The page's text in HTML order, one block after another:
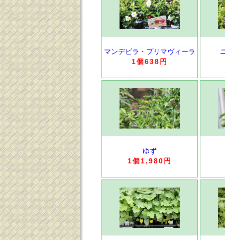
マンデビラ・プリマヴィーラ
1個638円
ゆず
1個1,980円